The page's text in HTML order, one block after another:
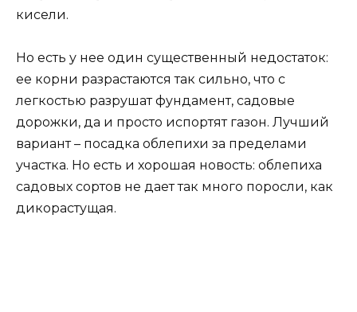
кисели.
Но есть у нее один существенный недостаток:
ее корни разрастаются так сильно, что с
легкостью разрушат фундамент, садовые
дорожки, да и просто испортят газон. Лучший
вариант – посадка облепихи за пределами
участка. Но есть и хорошая новость: облепиха
садовых сортов не дает так много поросли, как
дикорастущая.